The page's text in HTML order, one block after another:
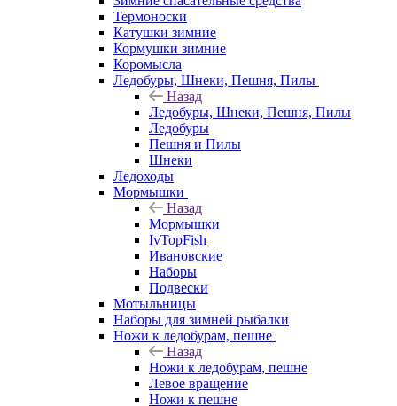
Термоноски
Катушки зимние
Кормушки зимние
Коромысла
Ледобуры, Шнеки, Пешня, Пилы
Назад
Ледобуры, Шнеки, Пешня, Пилы
Ледобуры
Пешня и Пилы
Шнеки
Ледоходы
Мормышки
Назад
Мормышки
IvTopFish
Ивановские
Наборы
Подвески
Мотыльницы
Наборы для зимней рыбалки
Ножи к ледобурам, пешне
Назад
Ножи к ледобурам, пешне
Левое вращение
Ножи к пешне